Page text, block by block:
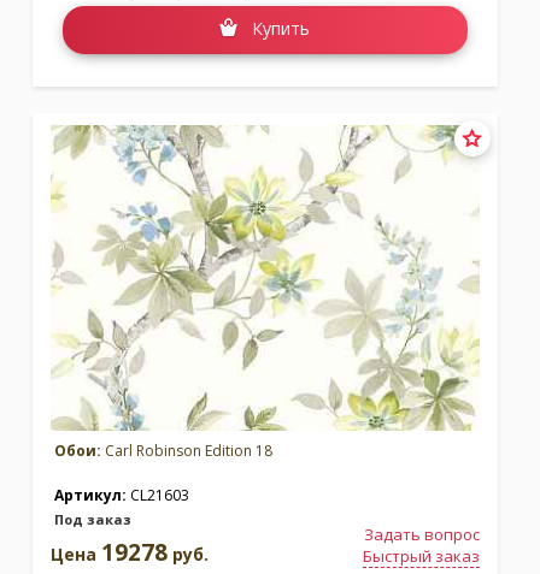
Купить
Обои: Carl Robinson Edition 18
Артикул: CL21603
Под заказ
Задать вопрос
Быстрый заказ
Цена 19278 руб.